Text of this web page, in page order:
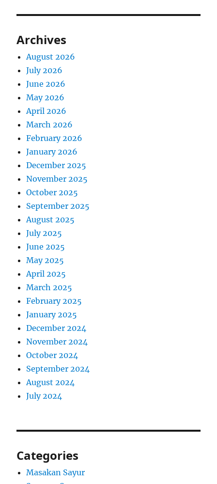
Archives
August 2026
July 2026
June 2026
May 2026
April 2026
March 2026
February 2026
January 2026
December 2025
November 2025
October 2025
September 2025
August 2025
July 2025
June 2025
May 2025
April 2025
March 2025
February 2025
January 2025
December 2024
November 2024
October 2024
September 2024
August 2024
July 2024
Categories
Masakan Sayur